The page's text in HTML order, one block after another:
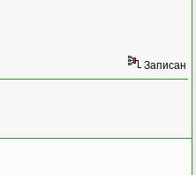
Записан